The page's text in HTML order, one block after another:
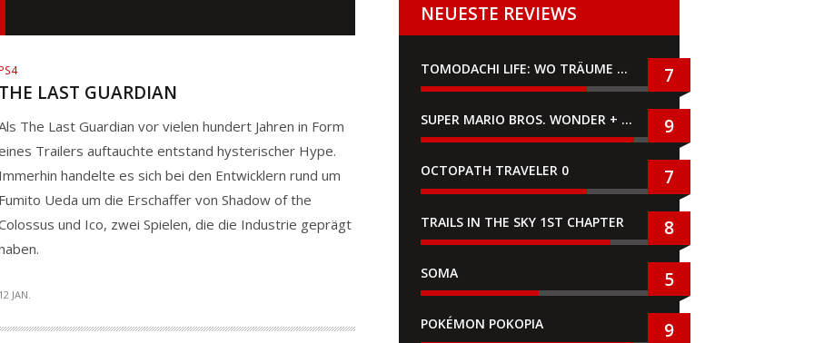
LAST GUARDIAN
The Last Guardian vor vielen hundert Jahren in Form
Trailers auftauchte entstand hysterischer Hype.
handelte es sich bei den Entwicklern rund um
Ueda um die Erschaffer von Shadow of the
und Ico, zwei Spielen, die die Industrie geprägt
JAN.
NEUESTE REVIEWS
TOMODACHI LIFE: WO TRÄUME WAHR WERDEN 7
SUPER MARIO BROS. WONDER + GEMEINSAM IM BELLABEL-PARK 9
OCTOPATH TRAVELER 0 7
TRAILS IN THE SKY 1ST CHAPTER 8
SOMA 5
POKÉMON POKOPIA 9